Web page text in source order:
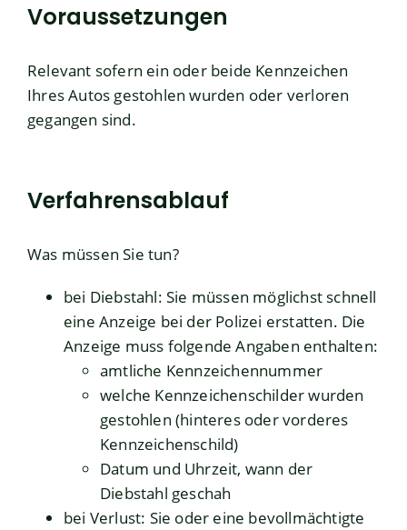
Voraussetzungen
Relevant sofern ein oder beide Kennzeichen
Ihres Autos gestohlen wurden oder verloren
gegangen sind.
Verfahrensablauf
Was müssen Sie tun?
bei Diebstahl: Sie müssen möglichst schnell
eine Anzeige bei der Polizei erstatten. Die
Anzeige muss folgende Angaben enthalten:
amtliche Kennzeichennummer
welche Kennzeichenschilder wurden
gestohlen (hinteres oder vorderes
Kennzeichenschild)
Datum und Uhrzeit, wann der
Diebstahl geschah
bei Verlust: Sie oder eine bevollmächtigte